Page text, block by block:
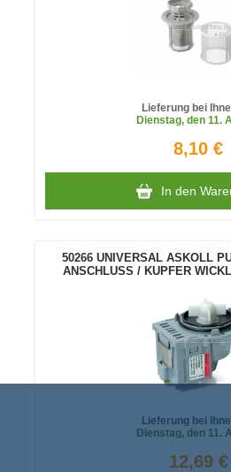
Lieferung bei
Dienstag, den 11.
8,10 €
In den
50266 UNIVERSAL ASKOLL
ANSCHLUSS / KUPFER
Lieferung bei
Dienstag, den 11.
12,69 €